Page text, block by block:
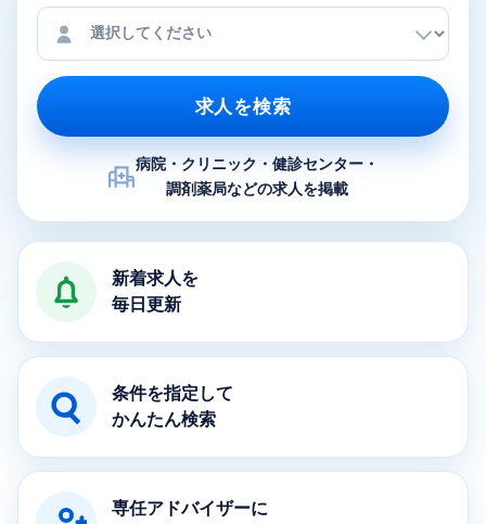
求人を検索
病院・クリニック・健診センター・
調剤薬局などの求人を掲載
医療求人ナビの特徴
新着求人を
毎日更新
条件を指定して
かんたん検索
専任アドバイザーに